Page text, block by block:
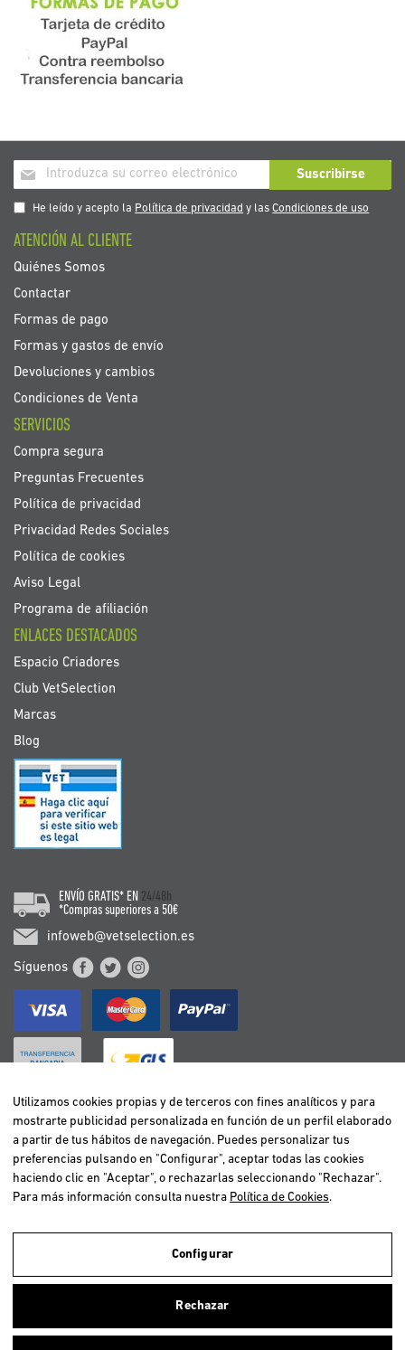
Utilizamos cookies propias y de terceros para realizar el análisis de la
navegación de los usuarios y de este modo poder ofrecer un mejor
ellas. Para más información clicaaquí.
Inscríbase
a
nuestro
de
noticias:
Suscribirse
He leído y acepto la Política de privacidad y lasCondiciones de uso
ATENCIÓN AL CLIENTE
Quiénes Somos
Contactar
Formas de pago
Formas y gastos de envío
Devoluciones y cambios
Condiciones de Venta
SERVICIOS
Compra segura
Preguntas Frecuentes
Política de privacidad
Privacidad Redes Sociales
Política de cookies
Aviso Legal
Programa de afiliación
ENLACES DESTACADOS
Espacio Criadores
Club VetSelection
Marcas
Blog
ENVÍO GRATIS* EN 24/48h
*Compras superiores a 50€
infoweb@vetselection.es
Síguenos
BELGIË / BELGIQUE
DEUTSCHLAND
ESPAÑA
FRANCE
ITALIA
NEDERLAND
ÖSTERREICH
PORTUGAL
Utilizamos cookies propias y de terceros con fines analíticos y para
mostrarte publicidad personalizada en función de un perfil elaborado
a partir de tus hábitos de navegación. Puedes personalizar tus
preferencias pulsando en "Configurar", aceptar todas las cookies
haciendo clic en "Aceptar", o rechazarlas seleccionando "Rechazar".
Para más información consulta nuestra Política de Cookies.
Configurar
Rechazar